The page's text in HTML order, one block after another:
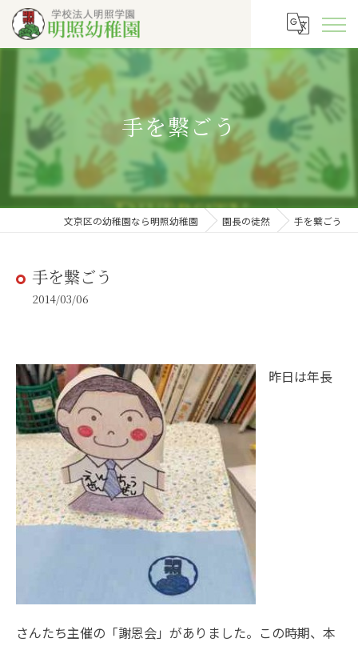
手を繋ごう
文京区の幼稚園なら明照幼稚園 園長の徒然 手を繋ごう
手を繋ごう
2014/03/06
昨日は年長
さんたち主催の「謝恩会」がありました。この時期、本